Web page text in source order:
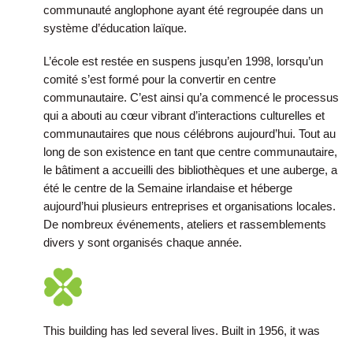
communauté anglophone ayant été regroupée dans un
système d’éducation laïque.
L’école est restée en suspens jusqu’en 1998, lorsqu’un
comité s’est formé pour la convertir en centre
communautaire. C’est ainsi qu’a commencé le processus
qui a abouti au cœur vibrant d’interactions culturelles et
communautaires que nous célébrons aujourd’hui. Tout au
long de son existence en tant que centre communautaire,
le bâtiment a accueilli des bibliothèques et une auberge, a
été le centre de la Semaine irlandaise et héberge
aujourd’hui plusieurs entreprises et organisations locales.
De nombreux événements, ateliers et rassemblements
divers y sont organisés chaque année.
This building has led several lives. Built in 1956, it was